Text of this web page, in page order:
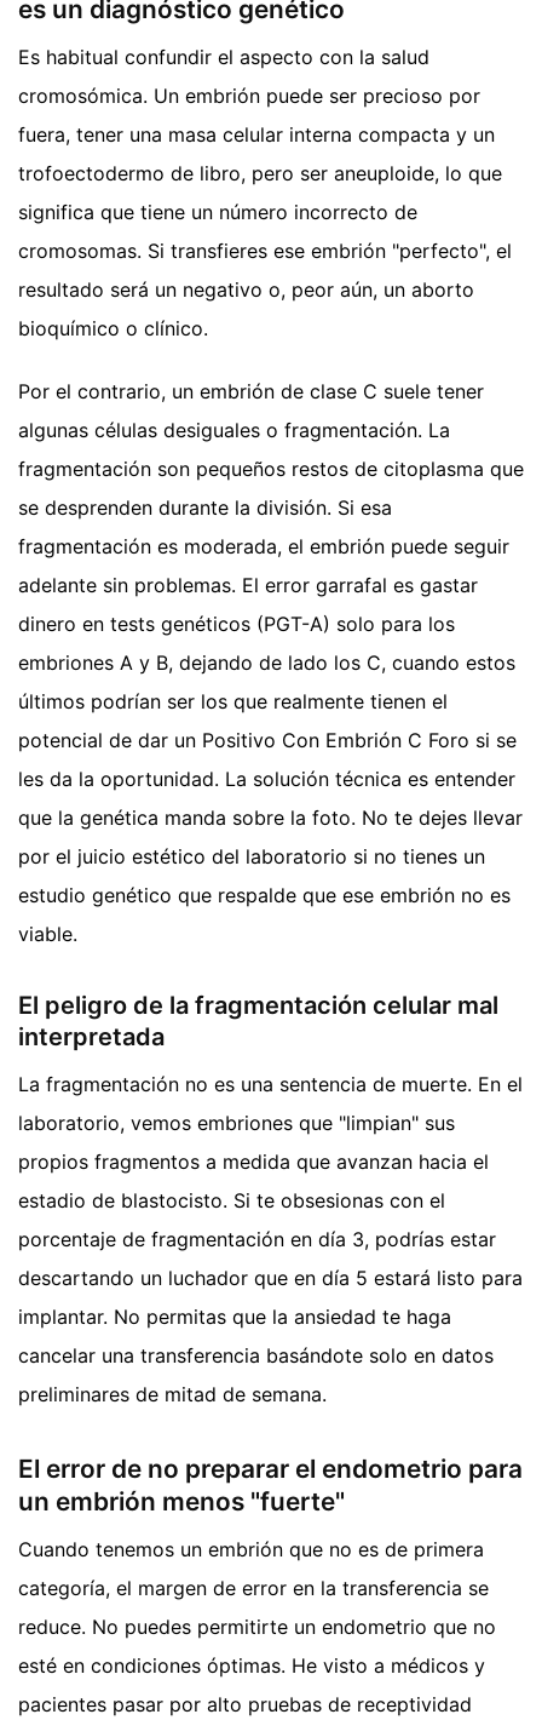
es un diagnóstico genético
Es habitual confundir el aspecto con la salud
cromosómica. Un embrión puede ser precioso por
fuera, tener una masa celular interna compacta y un
trofoectodermo de libro, pero ser aneuploide, lo que
significa que tiene un número incorrecto de
cromosomas. Si transfieres ese embrión "perfecto", el
resultado será un negativo o, peor aún, un aborto
bioquímico o clínico.
Por el contrario, un embrión de clase C suele tener
algunas células desiguales o fragmentación. La
fragmentación son pequeños restos de citoplasma que
se desprenden durante la división. Si esa
fragmentación es moderada, el embrión puede seguir
adelante sin problemas. El error garrafal es gastar
dinero en tests genéticos (PGT-A) solo para los
embriones A y B, dejando de lado los C, cuando estos
últimos podrían ser los que realmente tienen el
potencial de dar un Positivo Con Embrión C Foro si se
les da la oportunidad. La solución técnica es entender
que la genética manda sobre la foto. No te dejes llevar
por el juicio estético del laboratorio si no tienes un
estudio genético que respalde que ese embrión no es
viable.
El peligro de la fragmentación celular mal
interpretada
La fragmentación no es una sentencia de muerte. En el
laboratorio, vemos embriones que "limpian" sus
propios fragmentos a medida que avanzan hacia el
estadio de blastocisto. Si te obsesionas con el
porcentaje de fragmentación en día 3, podrías estar
descartando un luchador que en día 5 estará listo para
implantar. No permitas que la ansiedad te haga
cancelar una transferencia basándote solo en datos
preliminares de mitad de semana.
El error de no preparar el endometrio para
un embrión menos "fuerte"
Cuando tenemos un embrión que no es de primera
categoría, el margen de error en la transferencia se
reduce. No puedes permitirte un endometrio que no
esté en condiciones óptimas. He visto a médicos y
pacientes pasar por alto pruebas de receptividad